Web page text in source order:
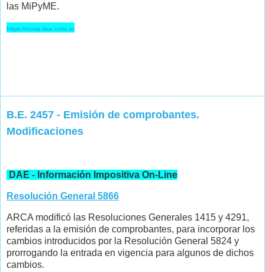
las MiPyME.
https://coop.dae.com.ar
B.E. 2457 - Emisión de comprobantes.
Modificaciones
DAE - Información Impositiva On-Line
Resolución General 5866
ARCA modificó las Resoluciones Generales 1415 y 4291,
referidas a la emisión de comprobantes, para incorporar los
cambios introducidos por la Resolución General 5824 y
prorrogando la entrada en vigencia para algunos de dichos
cambios.